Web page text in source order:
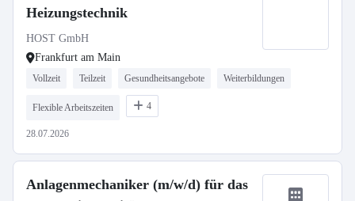
Heizungstechnik
HOST GmbH
Frankfurt am Main
Vollzeit Teilzeit Gesundheitsangebote Weiterbildungen
Flexible Arbeitszeiten 4
28.07.2026
Anlagenmechaniker (m/w/d) für das